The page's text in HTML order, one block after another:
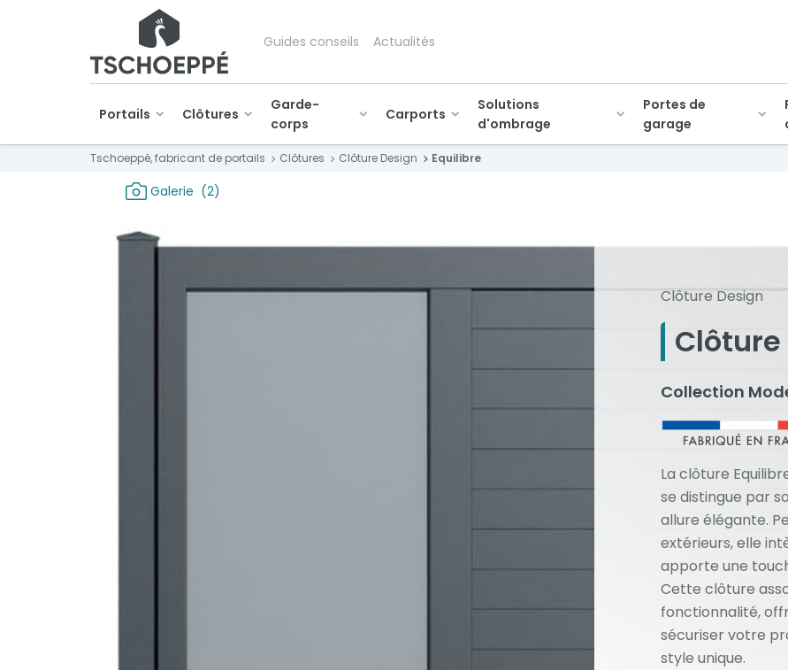
Guides conseils Actualités
Portails Clôtures
Garde-
corps
Carports
Solutions
d'ombrage
Portes de
garage
Tschoeppé, fabricant de portails Clôtures Clôture Design Equilibre
Galerie (2)
Clôture Design
Collection
La clôture
se distingue par
allure élégante.
extérieurs, elle
apporte une
Cette clôture
fonctionnalité,
sécuriser votre
style unique.